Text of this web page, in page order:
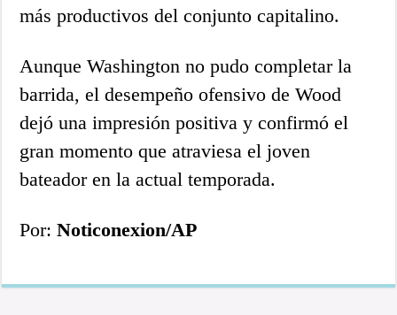
más productivos del conjunto capitalino.
Aunque Washington no pudo completar la
barrida, el desempeño ofensivo de Wood
dejó una impresión positiva y confirmó el
gran momento que atraviesa el joven
bateador en la actual temporada.
Por:Noticonexion/AP